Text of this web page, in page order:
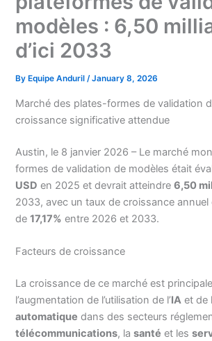
modèles : 6,50
d’ici 2033
By Equipe Anduril/January 8, 2026
Marché des plates-formes de validation
croissance significative attendue
Austin, le 8 janvier 2026 – Le marché
formes de validation de modèles était
USD en 2025 et devrait atteindre6,50
2033, avec un taux de croissance annuel
de17,17% entre 2026 et 2033.
Facteurs de croissance
La croissance de ce marché est
l’augmentation de l’utilisation de l’IA et de
automatique dans des secteurs
télécommunications, lasanté et les